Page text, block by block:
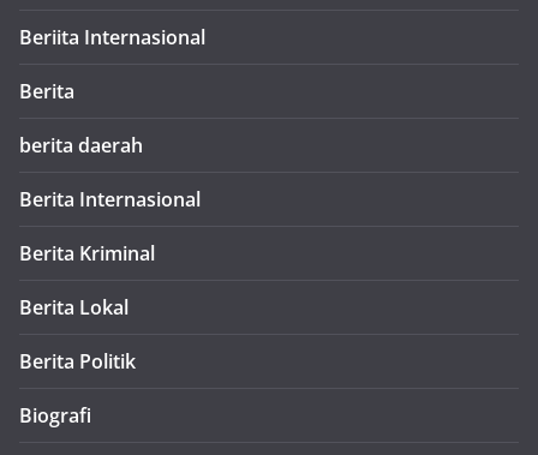
Beriita Internasional
Berita
berita daerah
Berita Internasional
Berita Kriminal
Berita Lokal
Berita Politik
Biografi